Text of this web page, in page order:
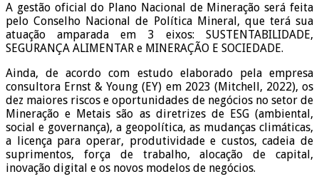
A gestão oficial do Plano Nacional de Mineração será feita
pelo Conselho Nacional de Política Mineral, que terá sua
atuação amparada em 3 eixos: SUSTENTABILIDADE,
SEGURANÇA ALIMENTAR e MINERAÇÃO E SOCIEDADE.
Ainda, de acordo com estudo elaborado pela empresa
consultora Ernst & Young (EY) em 2023 (Mitchell, 2022), os
dez maiores riscos e oportunidades de negócios no setor de
Mineração e Metais são as diretrizes de ESG (ambiental,
social e governança), a geopolítica, as mudanças climáticas,
a licença para operar, produtividade e custos, cadeia de
suprimentos, força de trabalho, alocação de capital,
inovação digital e os novos modelos de negócios.